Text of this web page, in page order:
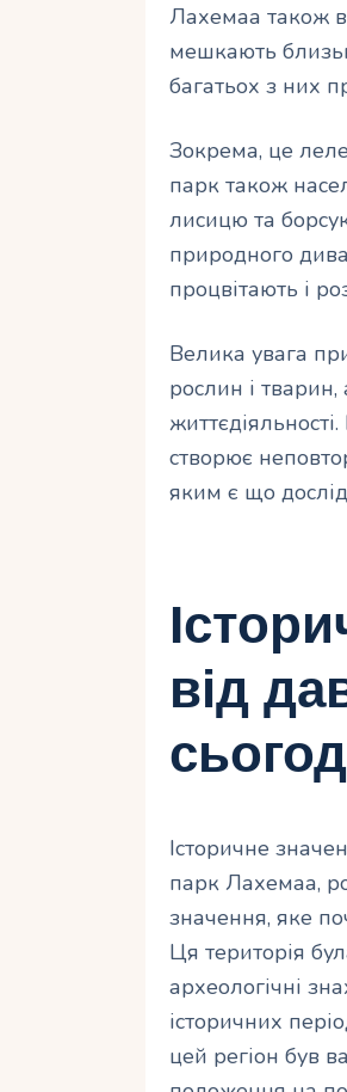
Лахемаа також
мешкають
багатьох з них
Зокрема, це
парк також
лисицю та
природного
процвітають і
Велика увага
рослин і
створює
яким є що
від
Історичне
парк Лахемаа,
значення, яке
Ця територія
археологічні
історичних
цей регіон був